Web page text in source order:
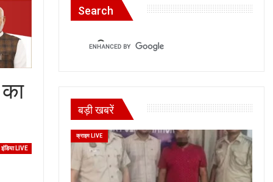
का
इंडिया LIVE
Search
बड़ी खबरें
क्राइम LIVE